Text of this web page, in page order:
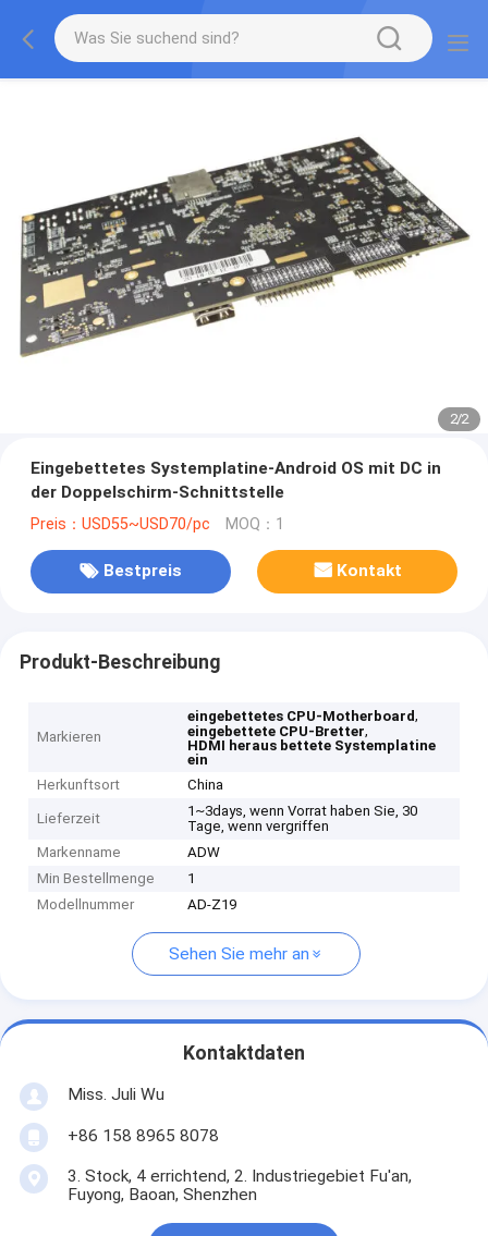
2/2
Eingebettetes Systemplatine-Android OS mit DC in
der Doppelschirm-Schnittstelle
Preis：USD55~USD70/pc MOQ：1
Bestpreis Kontakt
Produkt-Beschreibung
Markieren
eingebettetes CPU-Motherboard,
eingebettete CPU-Bretter,
HDMI heraus bettete Systemplatine
ein
Herkunftsort
China
Lieferzeit
1~3days, wenn Vorrat haben Sie, 30
Tage, wenn vergriffen
Markenname
ADW
Min Bestellmenge
1
Modellnummer
AD-Z19
Sehen Sie mehr an
Kontaktdaten
Miss. Juli Wu
+86 158 8965 8078
3. Stock, 4 errichtend, 2. Industriegebiet Fu'an,
Fuyong, Baoan, Shenzhen